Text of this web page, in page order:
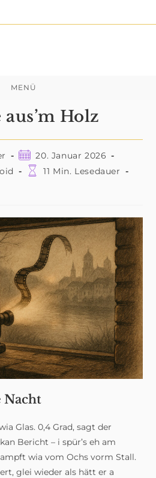
MENÜ
Holz
Beitrag
veröffentlicht:
20. Januar 2026
Lesedauer:
11 Min. Lesedauer
Nacht
Glas. 0,4 Grad, sagt der
Bericht – i spür’s eh am
wia vom Ochs vorm Stall.
glei wieder als hätt er a